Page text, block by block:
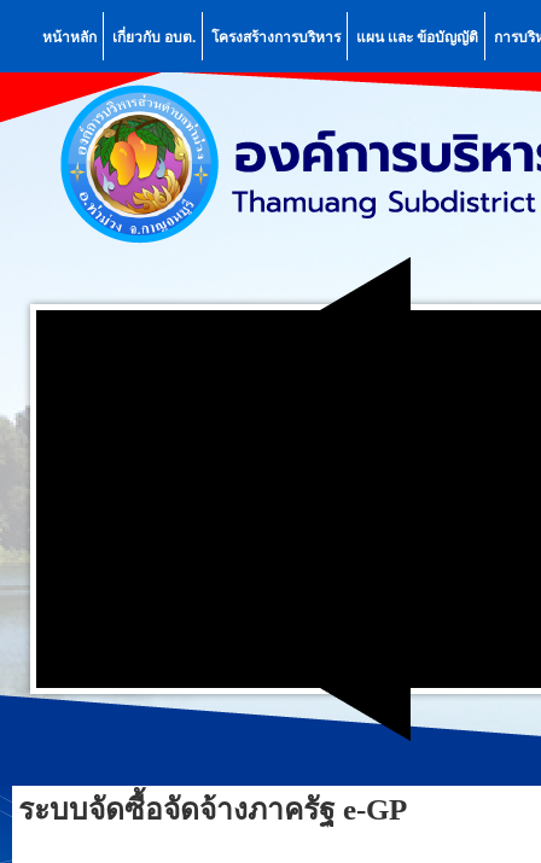
หน้าหลัก เกี่ยวกับ อบต. โครงสร้างการบริหาร แผน เเละ ข้อบัญญัติ การบริ
ระบบจัดซื้อจัดจ้างภาครัฐ e-GP